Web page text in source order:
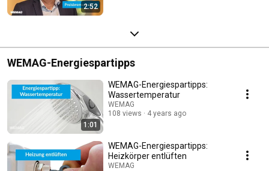
2:52
WEMAG-Energiespartipps
1:01
WEMAG-Energiespartipps:
Wassertemperatur
WEMAG
108 views
4 years ago
WEMAG-Energiespartipps:
Heizkörper entlüften
WEMAG